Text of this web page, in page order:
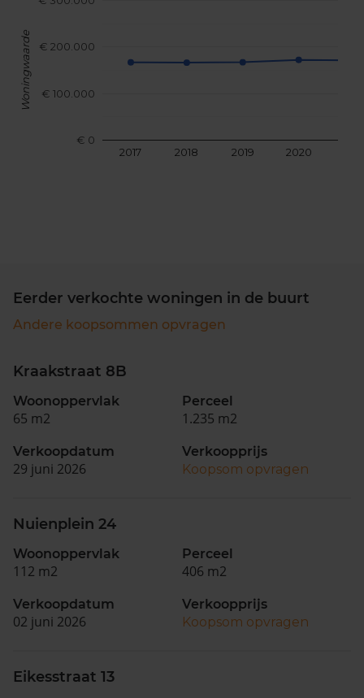
2017 2018 2019 2020
€ 0
€ 100.000
€ 200.000
Woningwaarde
Eerder verkochte woningen in de buurt
Andere koopsommen opvragen
Kraakstraat 8B
Woonoppervlak
65 m2
Perceel
1.235 m2
Verkoopdatum
29 juni 2026
Verkoopprijs
Koopsom opvragen
Nuienplein 24
Woonoppervlak
112 m2
Perceel
406 m2
Verkoopdatum
02 juni 2026
Verkoopprijs
Koopsom opvragen
Eikesstraat 13